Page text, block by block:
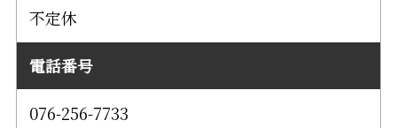
不定休
電話番号
076-256-7733